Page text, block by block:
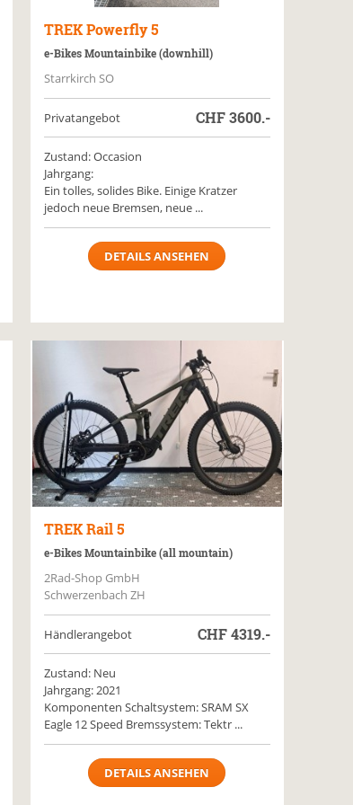
TREK Powerfly 5
e-Bikes Mountainbike (downhill)
Starrkirch SO
Privatangebot CHF3600.-
Zustand: Occasion
Jahrgang:
Ein tolles, solides Bike. Einige Kratzer
jedoch neue Bremsen, neue ...
DETAILS ANSEHEN
TREK Rail 5
e-Bikes Mountainbike (all mountain)
2Rad-Shop GmbH
Schwerzenbach ZH
Händlerangebot CHF4319.-
Zustand: Neu
Jahrgang: 2021
Komponenten Schaltsystem: SRAM SX
Eagle 12 Speed Bremssystem: Tektr ...
DETAILS ANSEHEN